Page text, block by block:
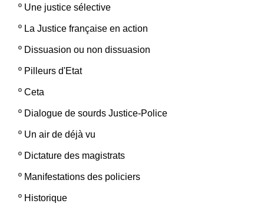
º Une justice sélective
º La Justice française en action
º Dissuasion ou non dissuasion
º Pilleurs d'Etat
º Ceta
º Dialogue de sourds Justice-Police
º Un air de déjà vu
º Dictature des magistrats
º Manifestations des policiers
º Historique